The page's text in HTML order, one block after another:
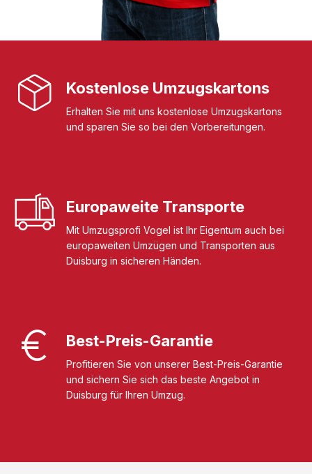
Kostenlose Umzugskartons
Erhalten Sie mit uns kostenlose Umzugskartons
und sparen Sie so bei den Vorbereitungen.
Europaweite Transporte
Mit Umzugsprofi Vogel ist Ihr Eigentum auch bei
europaweiten Umzügen und Transporten aus
Duisburg in sicheren Händen.
Best-Preis-Garantie
Profitieren Sie von unserer Best-Preis-Garantie
und sichern Sie sich das beste Angebot in
Duisburg für Ihren Umzug.